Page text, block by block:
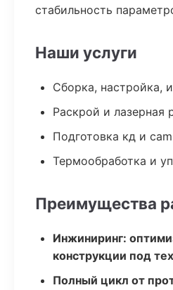
стабильность
Наши услуги
Сборка, настройка,
Раскрой и лазерная
Подготовка кд и cam
Термообработка и
Преимущества
Инжиниринг:
конструкции под
Полный цикл от